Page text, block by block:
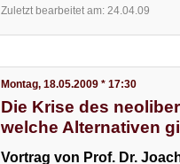
Zuletzt bearbeitet am: 24.04.09
Montag, 18.05.2009 * 17:30
Die Krise des
welche Alternativen
Vortrag von Prof. Dr.